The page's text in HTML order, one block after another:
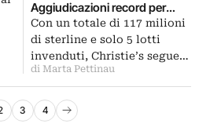
Aggiudicazioni record per
Paolo Scheggi (che con 1,17
milioni triplica il precedente),
Theaster Gates e Howard
Hodgkin
Con un totale di 117 milioni
di sterline e solo 5 lotti
invenduti, Christie’s segue…
di Marta Pettinau
3 4
Pagina successiva